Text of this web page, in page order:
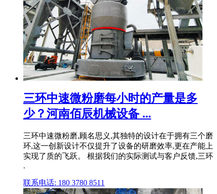
三环中速微粉磨每小时的产量是多
少？河南佰辰机械设备 ...
三环中速微粉磨,顾名思义,其独特的设计在于拥有三个磨
环,这一创新设计不仅提升了设备的研磨效率,更在产能上
实现了质的飞跃。 根据我们的实际测试与客户反馈,三环
.
联系电话: 180 3780 8511